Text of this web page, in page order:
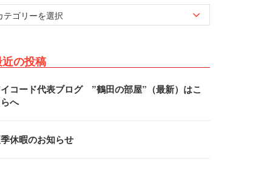
の投稿
コード代表ブログ ”鶴田の部屋”（最新）はこ
へ
休暇のお知らせ